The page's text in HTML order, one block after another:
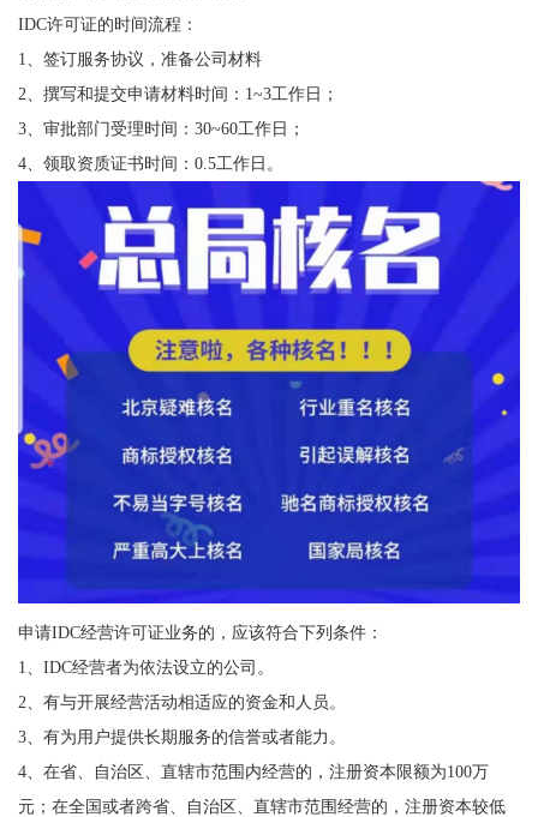
IDC许可证的时间流程：
1、签订服务协议，准备公司材料
2、撰写和提交申请材料时间：1~3工作日；
3、审批部门受理时间：30~60工作日；
4、领取资质证书时间：0.5工作日。
申请IDC经营许可证业务的，应该符合下列条件：
1、IDC经营者为依法设立的公司。
2、有与开展经营活动相适应的资金和人员。
3、有为用户提供长期服务的信誉或者能力。
4、在省、自治区、直辖市范围内经营的，注册资本限额为100万
元；在全国或者跨省、自治区、直辖市范围经营的，注册资本较低